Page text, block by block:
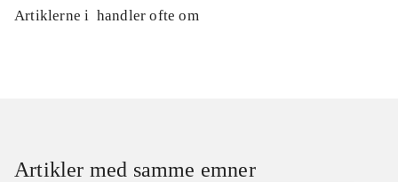
Artiklerne i handler ofte om
Artikler med samme emner